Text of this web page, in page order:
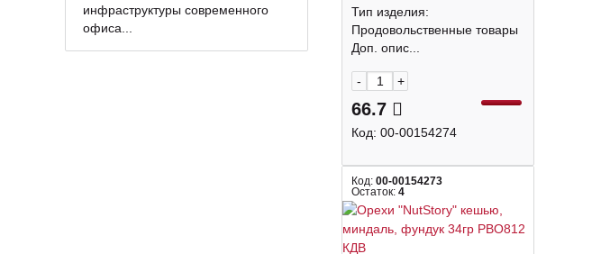
инфраструктуры современного
офиса...
Тип изделия:
Продовольственные товары
Доп. опис...
- +
66.7
Код: 00-00154274
Код: 00-00154273
Остаток: 4